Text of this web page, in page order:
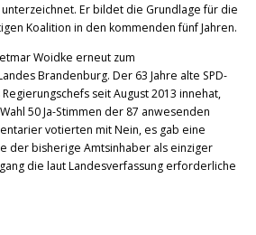
unterzeichnet. Er bildet die Grundlage für die
Koalition in den kommenden fünf Jahren.
Woidke erneut zum
Brandenburg. Der 63 Jahre alte SPD-
seit August 2013 innehat,
50 Ja-Stimmen der 87 anwesenden
votierten mit Nein, es gab eine
der bisherige Amtsinhaber als einziger
die laut Landesverfassung erforderliche